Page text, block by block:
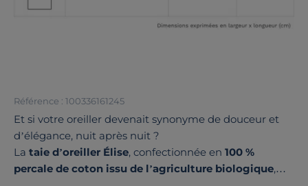
Référence : 100336161245
Et si votre oreiller devenait synonyme de douceur et
d’élégance, nuit après nuit ?
La taie d’oreiller Élise, confectionnée en 100 %
percale de coton issu de l’agriculture biologique,